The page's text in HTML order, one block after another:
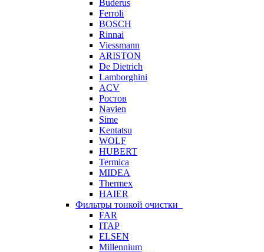
Buderus
Ferroli
BOSCH
Rinnai
Viessmann
ARISTON
De Dietrich
Lamborghini
ACV
Ростов
Navien
Sime
Kentatsu
WOLF
HUBERT
Termica
MIDEA
Thermex
HAIER
Фильтры тонкой очистки
FAR
ITAP
ELSEN
Millennium